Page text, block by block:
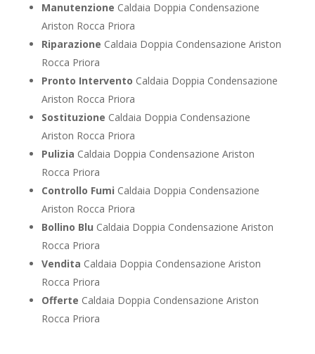
Manutenzione Caldaia Doppia Condensazione
Ariston Rocca Priora
Riparazione Caldaia Doppia Condensazione Ariston
Rocca Priora
Pronto Intervento Caldaia Doppia Condensazione
Ariston Rocca Priora
Sostituzione Caldaia Doppia Condensazione
Ariston Rocca Priora
Pulizia Caldaia Doppia Condensazione Ariston
Rocca Priora
Controllo Fumi Caldaia Doppia Condensazione
Ariston Rocca Priora
Bollino Blu Caldaia Doppia Condensazione Ariston
Rocca Priora
Vendita Caldaia Doppia Condensazione Ariston
Rocca Priora
Offerte Caldaia Doppia Condensazione Ariston
Rocca Priora